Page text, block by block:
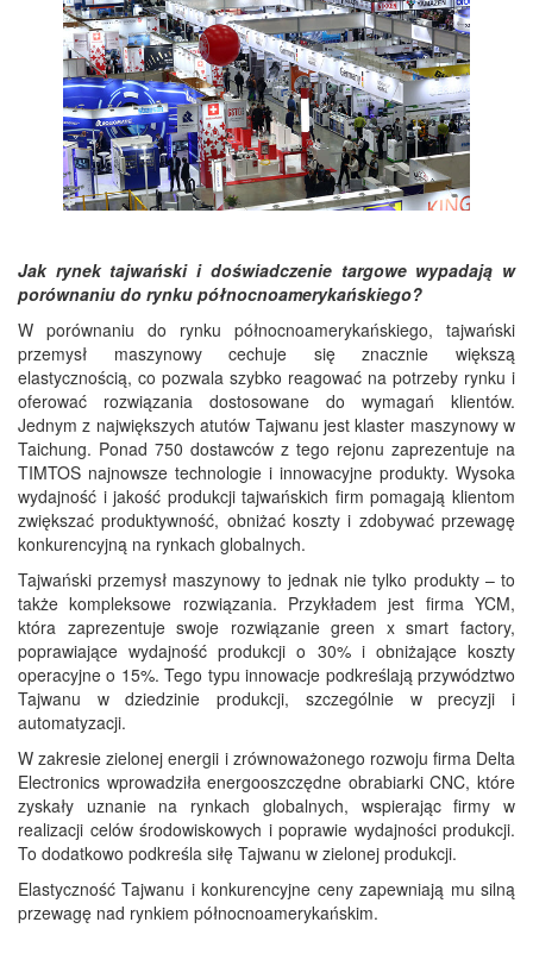
Jak rynek tajwański i doświadczenie targowe wypadają w
porównaniu do rynku północnoamerykańskiego?
W porównaniu do rynku północnoamerykańskiego, tajwański
przemysł maszynowy cechuje się znacznie większą
elastycznością, co pozwala szybko reagować na potrzeby rynku i
oferować rozwiązania dostosowane do wymagań klientów.
Jednym z największych atutów Tajwanu jest klaster maszynowy w
Taichung. Ponad 750 dostawców z tego rejonu zaprezentuje na
TIMTOS najnowsze technologie i innowacyjne produkty. Wysoka
wydajność i jakość produkcji tajwańskich firm pomagają klientom
zwiększać produktywność, obniżać koszty i zdobywać przewagę
konkurencyjną na rynkach globalnych.
Tajwański przemysł maszynowy to jednak nie tylko produkty – to
także kompleksowe rozwiązania. Przykładem jest firma YCM,
która zaprezentuje swoje rozwiązanie green x smart factory,
poprawiające wydajność produkcji o 30% i obniżające koszty
operacyjne o 15%. Tego typu innowacje podkreślają przywództwo
Tajwanu w dziedzinie produkcji, szczególnie w precyzji i
automatyzacji.
W zakresie zielonej energii i zrównoważonego rozwoju firma Delta
Electronics wprowadziła energooszczędne obrabiarki CNC, które
zyskały uznanie na rynkach globalnych, wspierając firmy w
realizacji celów środowiskowych i poprawie wydajności produkcji.
To dodatkowo podkreśla siłę Tajwanu w zielonej produkcji.
Elastyczność Tajwanu i konkurencyjne ceny zapewniają mu silną
przewagę nad rynkiem północnoamerykańskim.